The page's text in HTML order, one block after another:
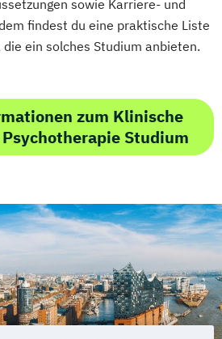
sowie Karriere- und
findest du eine praktische Liste
ein solches Studium anbieten.
zum Klinische
Studium